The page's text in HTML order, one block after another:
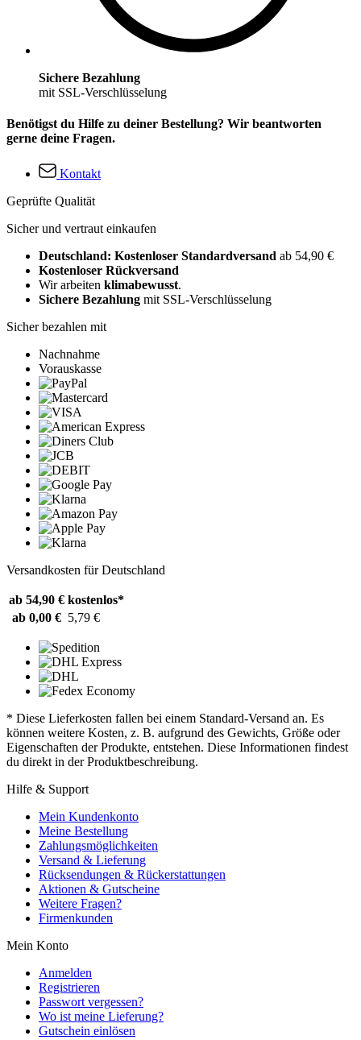
Sichere Bezahlung
mit SSL-Verschlüsselung
Benötigst du Hilfe zu deiner Bestellung? Wir beantworten
gerne deine Fragen.
Kontakt
Geprüfte Qualität
Sicher und vertraut einkaufen
Deutschland: Kostenloser Standardversand ab 54,90 €
Kostenloser Rückversand
Wir arbeiten klimabewusst.
Sichere Bezahlung mit SSL-Verschlüsselung
Sicher bezahlen mit
Nachnahme
Vorauskasse
Versandkosten für Deutschland
ab 54,90 € kostenlos*
ab 0,00 € 5,79 €
* Diese Lieferkosten fallen bei einem Standard-Versand an. Es
können weitere Kosten, z. B. aufgrund des Gewichts, Größe oder
Eigenschaften der Produkte, entstehen. Diese Informationen findest
du direkt in der Produktbeschreibung.
Hilfe & Support
Mein Kundenkonto
Meine Bestellung
Zahlungsmöglichkeiten
Versand & Lieferung
Rücksendungen & Rückerstattungen
Aktionen & Gutscheine
Weitere Fragen?
Firmenkunden
Mein Konto
Anmelden
Registrieren
Passwort vergessen?
Wo ist meine Lieferung?
Gutschein einlösen